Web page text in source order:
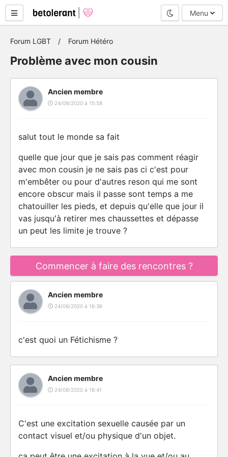
Mode nuit
Menu
Forum LGBT Forum Hétéro
Problème avec mon cousin
Ancien membre
24/08/2020 à 15:58
salut tout le monde sa fait
quelle que jour que je sais pas comment réagir
avec mon cousin je ne sais pas ci c'est pour
m'embêter ou pour d'autres reson qui me sont
encore obscur mais il passe sont temps a me
chatouiller les pieds, et depuis qu'elle que jour il
vas jusqu'à retirer mes chaussettes et dépasse
un peut les limite je trouve ?
Commencer à faire des rencontres ?
Ancien membre
24/08/2020 à 16:36
c'est quoi un Fétichisme ?
Ancien membre
24/08/2020 à 16:41
C'est une excitation sexuelle causée par un
contact visuel et/ou physique d'un objet.